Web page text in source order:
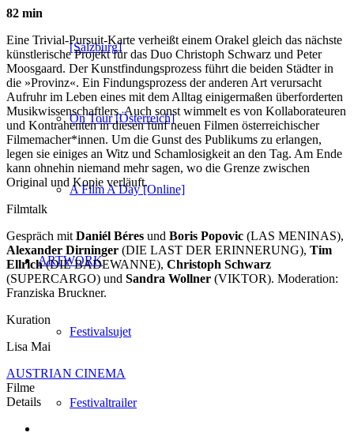
[Salzburg]
On Tour [Österreich]
A Film A Day [Online]
ARTWORK
Festivalsujet
Festivaltrailer
82 min
Eine Trivial-Pursuit-Karte verheißt einem Orakel gleich das nächste
künstlerische Projekt für das Duo Christoph Schwarz und Peter
Moosgaard. Der Kunstfindungsprozess führt die beiden Städter in
die »Provinz«. Ein Findungsprozess der anderen Art verursacht
Aufruhr im Leben eines mit dem Alltag einigermaßen überforderten
Musikwissenschaftlers. Auch sonst wimmelt es von Kollaborateuren
und Kontrahenten in diesen fünf neuen Filmen österreichischer
Filmemacher*innen. Um die Gunst des Publikums zu erlangen,
legen sie einiges an Witz und Schamlosigkeit an den Tag. Am Ende
kann ohnehin niemand mehr sagen, wo die Grenze zwischen
Original und Kopie verläuft.
Filmtalk
Gespräch mit Daniél Béres und Boris Popovic (LAS MENINAS),
Alexander Dirninger (DIE LAST DER ERINNERUNG), Tim
Ellrich(DIE BADEWANNE), Christoph Schwarz
(SUPERCARGO) und Sandra Wollner (VIKTOR). Moderation:
Franziska Bruckner.
Kuration
Lisa Mai
AUSTRIAN CINEMA
Filme
Details